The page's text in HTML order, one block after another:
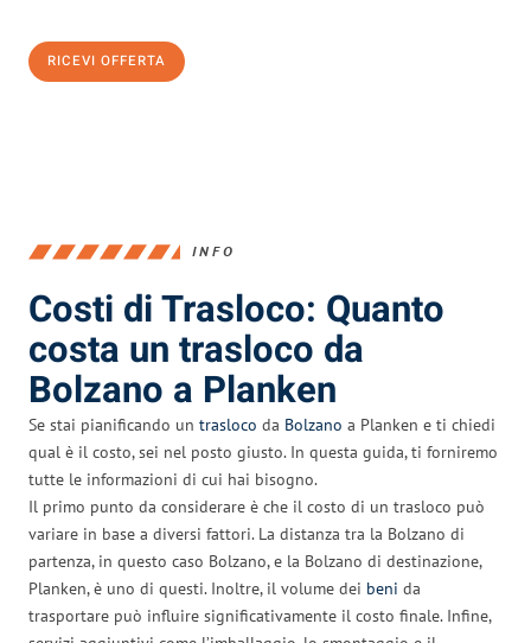
RICEVI OFFERTA
INFO
Costi di Trasloco: Quanto
costa un trasloco da
Bolzano a Planken
Se stai pianificando un trasloco da Bolzano a Planken e ti chiedi
qual è il costo, sei nel posto giusto. In questa guida, ti forniremo
tutte le informazioni di cui hai bisogno.
Il primo punto da considerare è che il costo di un trasloco può
variare in base a diversi fattori. La distanza tra la Bolzano di
partenza, in questo caso Bolzano, e la Bolzano di destinazione,
Planken, è uno di questi. Inoltre, il volume dei beni da
trasportare può influire significativamente il costo finale. Infine,